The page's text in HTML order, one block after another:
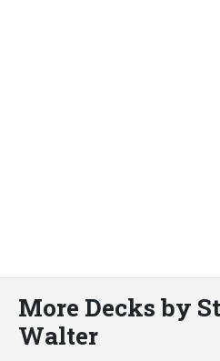
More Decks by
Walter